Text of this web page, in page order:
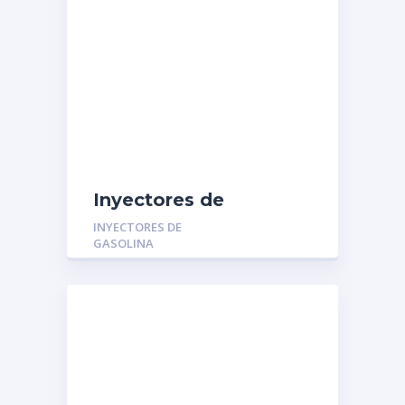
Inyectores de
Gasolina MGR-
01322257: FORD
ECOSPORT 2.0 FOCUS
INYECTORES DE
GASOLINA